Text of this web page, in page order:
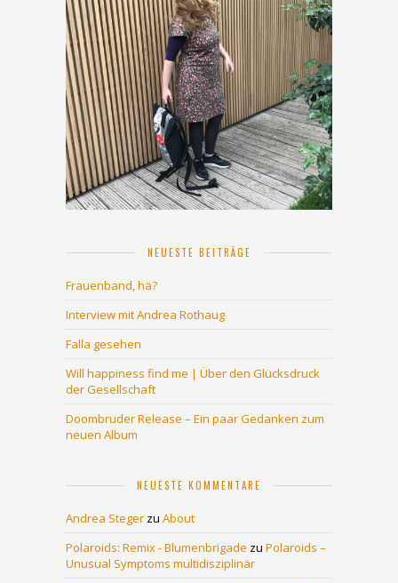
NEUESTE BEITRÄGE
Frauenband, hä?
Interview mit Andrea Rothaug
Falla gesehen
Will happiness find me | Über den Glücksdruck
der Gesellschaft
Doombruder Release – Ein paar Gedanken zum
neuen Album
NEUESTE KOMMENTARE
Andrea Steger zu About
Polaroids: Remix - Blumenbrigade zu Polaroids –
Unusual Symptoms multidisziplinär